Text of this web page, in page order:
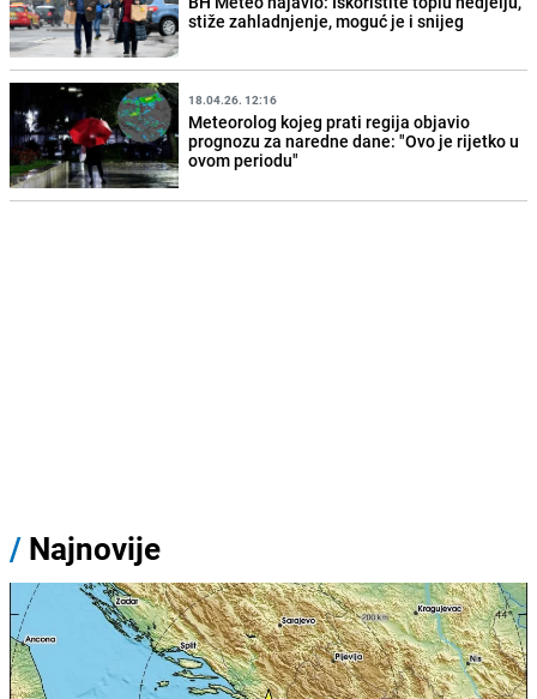
stiže zahladnjenje, moguć je i snijeg
18.04.26. 12:16
Meteorolog kojeg prati regija objavio
prognozu za naredne dane: "Ovo je rijetko u
ovom periodu"
/ Najnovije